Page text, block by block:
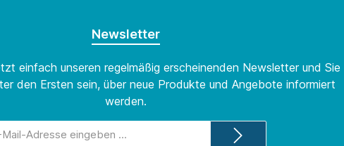
Newsletter
einfach unseren regelmäßig erscheinenden Newsletter und Sie
den Ersten sein, über neue Produkte und Angebote informiert
werden.
Mail-